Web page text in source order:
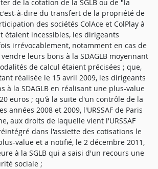
de la cotation de la SGLB ou de "la
à-dire du transfert de la propriété de
des sociétés ColAce et ColPlay à
étaient incessibles, les dirigeants
irrévocablement, notamment en cas de
leurs bons à la SDAGLB moyennant
de calcul étaient précisées ; que,
réalisée le 15 avril 2009, les dirigeants
à la SDAGLB en réalisant une plus-value
euros ; qu'à la suite d'un contrôle de la
années 2008 et 2009, l'URSSAF de Paris
aux droits de laquelle vient l'URSSAF
dans l'assiette des cotisations le
value et a notifié, le 2 décembre 2011,
à la SGLB qui a saisi d'un recours une
sociale ;